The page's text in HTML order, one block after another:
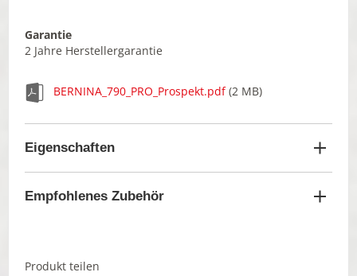
Garantie
2 Jahre Herstellergarantie
BERNINA_790_PRO_Prospekt.pdf (2 MB)
Eigenschaften
Empfohlenes Zubehör
Produkt teilen